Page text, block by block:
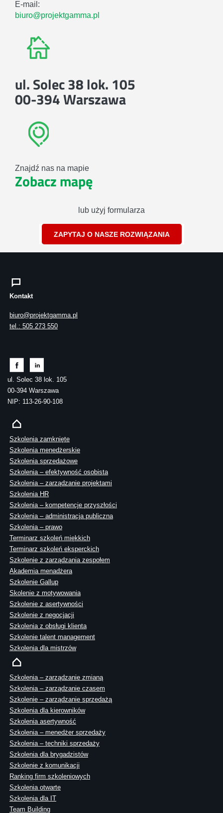
E-mail:
biuro@projektgamma.pl
ul. Solec 38 lok. 105
00-394 Warszawa
Znajdź nas na mapie
Zobacz mapę
lub użyj formularza
ZAPYTAJ O NASZE ROZWIĄZANIA
Kontakt
biuro@projektgamma.pl
tel.: 505 273 550
ul. Solec 38 lok. 105
00-394 Warszawa
NIP: 113-26-90-108
Szkolenia zamknięte
Szkolenia menedżerskie
Szkolenia sprzedażowe
Szkolenia – efektywność osobista
Szkolenia – zarządzanie projektami
Szkolenia HR
Szkolenia – kompetencje przyszłości
Szkolenia – administracja publiczna
Szkolenia – prawo
Terminarz szkoleń miękkich
Terminarz szkoleń eksperckich
Szkolenie z zarządzania zespołem
Akademia menadżera
Szkolenie Gallup
Skolenie z motywowania
Szkolenie z asertywności
Szkolenie z negocjacji
Szkolenia z obsługi klienta
Szkolenie talent management
Szkolenia dla mistrzów
Szkolenia – zarządzanie zmianą
Szkolenia – zarządzanie czasem
Szkolenie – zarządzanie sprzedażą
Szkolenia dla kierowników
Szkolenia asertywność
Szkolenia – menedżer sprzedaży
Szkolenia – techniki sprzedaży
Szkolenia dla brygadzistów
Szkolenie z komunikacji
Ranking firm szkoleniowych
Szkolenia otwarte
Szkolenia dla IT
Team Building